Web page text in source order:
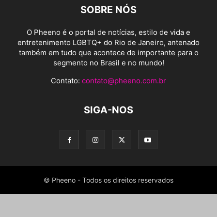
SOBRE NÓS
O Pheeno é o portal de notícias, estilo de vida e
entretenimento LGBTQ+ do Rio de Janeiro, antenado
também em tudo que acontece de importante para o
segmento no Brasil e no mundo!
Contato: contato@pheeno.com.br
SIGA-NOS
© Pheeno - Todos os direitos reservados